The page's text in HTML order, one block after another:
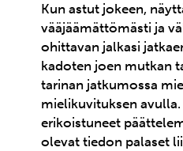
Kun astut jokeen,
vääjäämättömästi ja
ohittavan jalkasi
kadoten joen mutkan
tarinan jatkumossa
mielikuvituksen
erikoistuneet
olevat tiedon palaset